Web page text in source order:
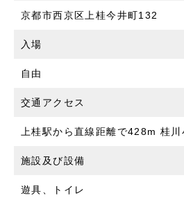
京都市西京区上桂今井町132
入場
自由
交通アクセス
上桂駅から直線距離で428m 桂川
施設及び設備
遊具、トイレ